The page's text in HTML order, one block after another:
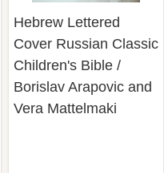
Hebrew Lettered
Cover Russian Classic
Children's Bible /
Borislav Arapovic and
Vera Mattelmaki